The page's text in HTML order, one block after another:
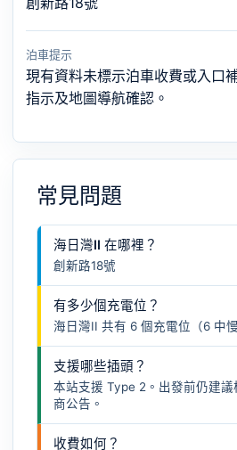
泊車提示
現有資料未標示泊車收費或入口
指示及地圖導航確認。
常見問題
海日灣II 在哪裡？
創新路18號
有多少個充電位？
海日灣II 共有 6 個充電位（6 中
支援哪些插頭？
本站支援 Type 2。出發前仍建
商公告。
收費如何？